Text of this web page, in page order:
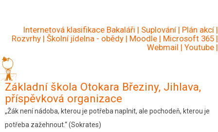
hlavnímuInternetová klasifikace Bakaláři | Suplování | Plán akcí |
Rozvrhy | Školní jídelna - obědy | Moodle | Microsoft 365 |
Webmail | Youtube |
Základní škola Otokara Březiny, Jihlava,
příspěvková organizace
„Žák není nádoba, kterou je potřeba naplnit, ale pochodeň, kterou je
potřeba zažehnout.“ (Sokrates)